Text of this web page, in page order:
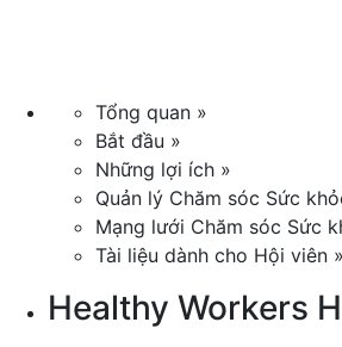
Tổng quan »
Bắt đầu »
Những lợi ích »
Quản lý Chăm sóc Sức
Mạng lưới Chăm sóc Sức
Tài liệu dành cho Hội viên »
Healthy Workers